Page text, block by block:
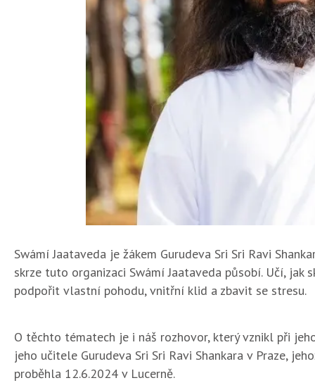
Swámí Jaataveda je žákem Gurudeva Sri Sri Ravi
skrze tuto organizaci Swámí Jaataveda působí. Učí, jak
podpořit vlastní pohodu, vnitřní klid a zbavit se stresu.
O těchto tématech je i náš rozhovor, který vznikl při
jeho učitele Gurudeva Sri Sri Ravi Shankara v Praze,
proběhla 12.6.2024 v Lucerně.